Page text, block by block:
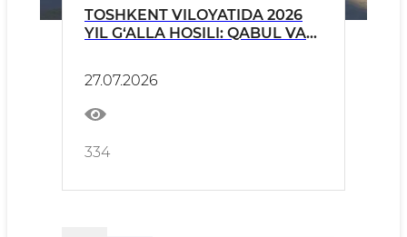
TOSHKENT VILOYATIDA 2026
YIL G‘ALLA HOSILI: QABUL VA
27.07.2026
334